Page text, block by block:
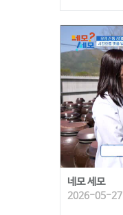
네모 세모
2026-05-27